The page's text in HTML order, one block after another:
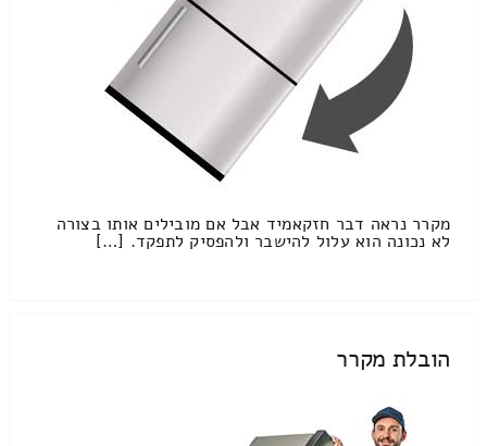
מקרר נראה דבר חזקאמיד אבל אם מובילים אותו בצורה
לא נכונה הוא עלול להישבר ולהפסיק לתפקד. […]
הובלת מקרר